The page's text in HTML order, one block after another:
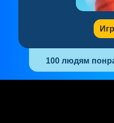
100 людям